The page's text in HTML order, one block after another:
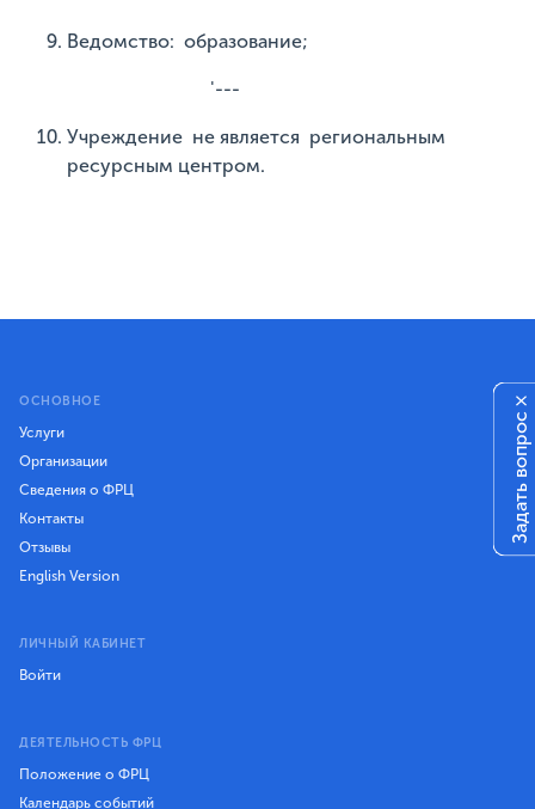
Ведомство: образование;
'---
Учреждение не является региональным
ресурсным центром.
ОСНОВНОЕ
Услуги
Организации
Сведения о ФРЦ
Контакты
Отзывы
English Version
ЛИЧНЫЙ КАБИНЕТ
Войти
ДЕЯТЕЛЬНОСТЬ ФРЦ
Положение о ФРЦ
Календарь событий
Задать вопрос
×